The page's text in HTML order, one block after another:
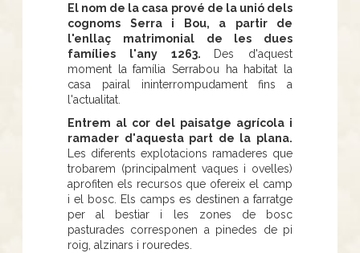
El nom de la casa prové de la unió dels
cognoms Serra i Bou, a partir de
l'enllaç matrimonial de les dues
famílies l'any 1263.
Des d'aquest
moment la família Serrabou ha habitat la
casa pairal ininterrompudament fins a
l'actualitat.
Entrem al cor del paisatge agrícola i
ramader d'aquesta part de la plana.
Les diferents explotacions ramaderes que
trobarem (principalment vaques i ovelles)
aprofiten els recursos que ofereix el camp
i el bosc. Els camps es destinen a farratge
per al bestiar i les zones de bosc
pasturades corresponen a pinedes de pi
roig, alzinars i rouredes.